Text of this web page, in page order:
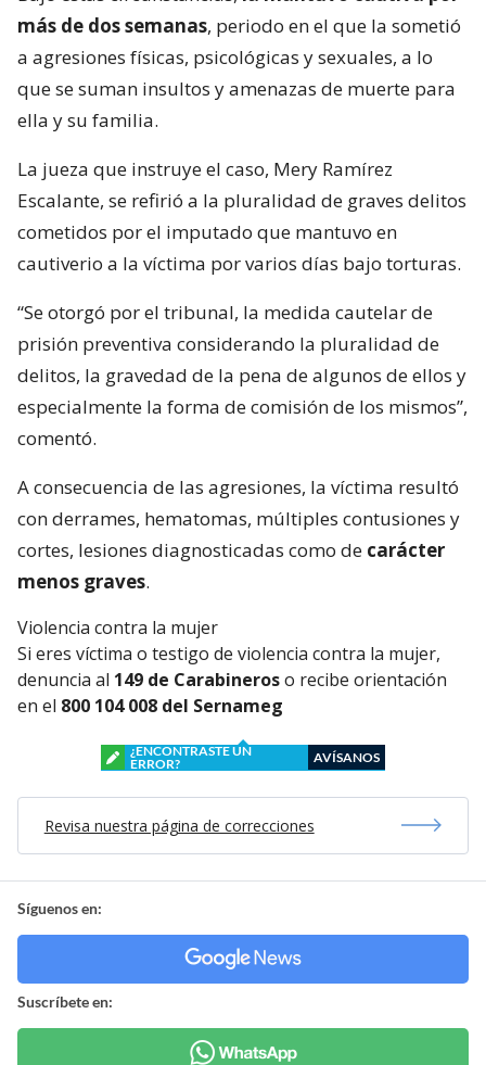
más de dos semanas, periodo en el que la sometió
a agresiones físicas, psicológicas y sexuales, a lo
que se suman insultos y amenazas de muerte para
ella y su familia.
La jueza que instruye el caso, Mery Ramírez
Escalante, se refirió a la pluralidad de graves delitos
cometidos por el imputado que mantuvo en
cautiverio a la víctima por varios días bajo torturas.
“Se otorgó por el tribunal, la medida cautelar de
prisión preventiva considerando la pluralidad de
delitos, la gravedad de la pena de algunos de ellos y
especialmente la forma de comisión de los mismos”,
comentó.
A consecuencia de las agresiones, la víctima resultó
con derrames, hematomas, múltiples contusiones y
cortes, lesiones diagnosticadas como de carácter
menos graves.
Violencia contra la mujer
Si eres víctima o testigo de violencia contra la mujer,
denuncia al 149 de Carabineroso recibe orientación
en el 800 104 008 del Sernameg
¿ENCONTRASTE UN
ERROR?
AVÍSANOS
Revisa nuestra página de correcciones
Síguenos en:
Suscríbete en: